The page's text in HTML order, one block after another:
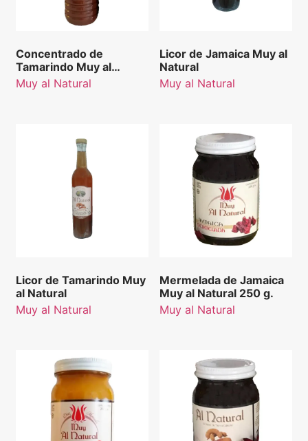
Concentrado de
Tamarindo Muy al
Natural 1 L.
Muy al Natural
Licor de Jamaica Muy al
Natural
Muy al Natural
Licor de Tamarindo Muy
al Natural
Muy al Natural
Mermelada de Jamaica
Muy al Natural 250 g.
Muy al Natural